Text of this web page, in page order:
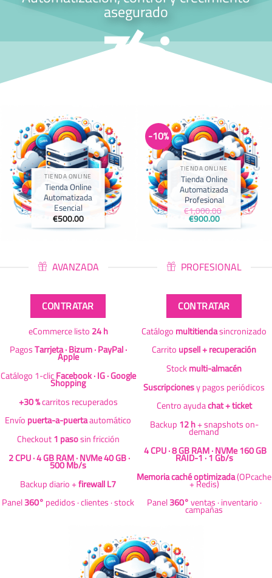
asegurado
TIENDA ONLINE
Tienda Online
Automatizada
Esencial
€500.00
AVANZADA
CONTRATAR
eCommerce listo24 h
PagosTarrjeta · Bizum · PayPal ·
Apple
Catálogo 1-clicFacebook · IG · Google
Shopping
+30 %carritos recuperados
Envíopuerta-a-puertaautomático
Checkout1 pasosin fricción
2 CPU · 4 GB RAM · NVMe 40 GB ·
500 Mb/s
Backup diario +firewall L7
Panel360°pedidos · clientes · stock
-10%
TIENDA ONLINE
Tienda Online
Automatizada
Profesional
€1,000.00
El
precio
original
€900.00Elprecio
actual
PROFESIONAL
CONTRATAR
Catálogomultitiendasincronizado
Carritoupsell + recuperación
Stockmulti-almacén
Suscripcionesy pagos periódicos
Centro ayudachat + ticket
Backup12 h+ snapshots on-
demand
4 CPU · 8 GB RAM · NVMe 160 GB
RAID-1 · 1 Gb/s
Memoria caché optimizada(OPcache
+ Redis)
Panel360°ventas · inventario ·
campañas